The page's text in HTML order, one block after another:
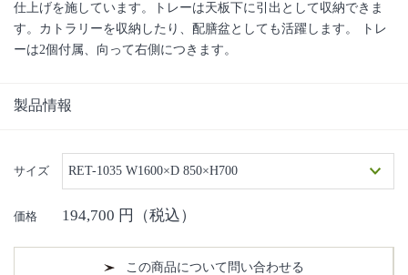
仕上げを施しています。トレーは天板下に引出として収納できま
す。カトラリーを収納したり、配膳盆としても活躍します。 トレ
ーは2個付属、向って右側につきます。
製品情報
サイズ RET-1035 W1600×D 850×H700
価格 194,700 円（税込）
この商品について問い合わせる